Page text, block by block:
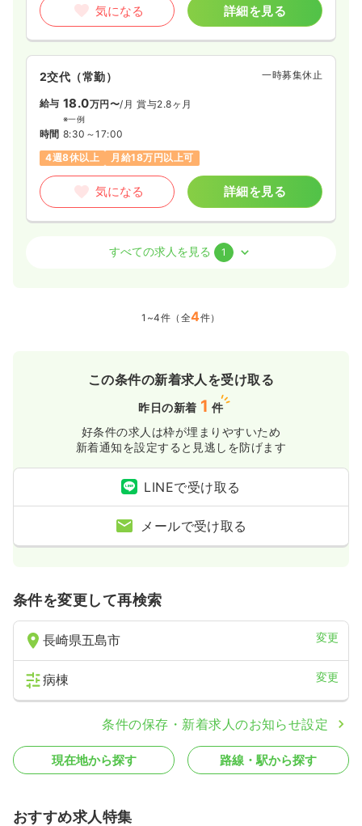
気になる 詳細を見る
2交代（常勤） 一時募集休止
給与 18.0万円〜/月 賞与2.8ヶ月
※一例
時間 8:30～17:00
4週8休以上
月給18万円以上可
気になる 詳細を見る
気になる 詳細を見る
すべての求人を見る 1
1~4件（全4件）
この条件の新着求人を受け取る
昨日の新着 1 件
好条件の求人は枠が埋まりやすいため
新着通知を設定すると見逃しを防げます
LINEで受け取る
メールで受け取る
条件を変更して再検索
長崎県五島市 変更
病棟 変更
条件の保存・新着求人のお知らせ設定
現在地から探す 路線・駅から探す
おすすめ求人特集